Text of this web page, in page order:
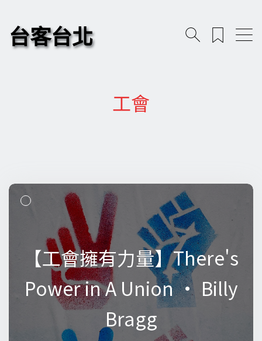
台客台北
工會
【工會擁有力量】There's
Power in A Union • Billy
Bragg
【工會擁有力量】There's
Power in A Union • Billy
Bragg